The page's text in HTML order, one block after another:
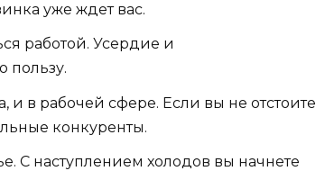
уже ждет вас.
работой. Усердие и
пользу.
в рабочей сфере. Если вы не отстоите
конкуренты.
С наступлением холодов вы начнете